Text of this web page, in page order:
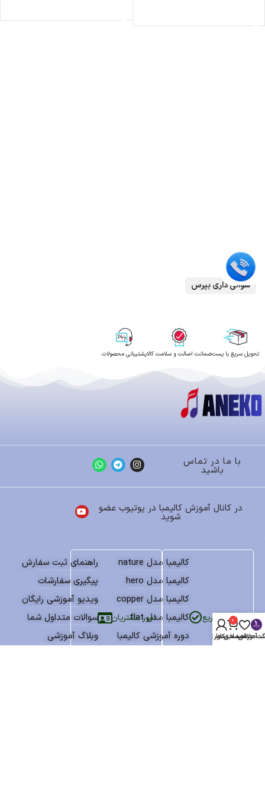
سوالی داری بپرس
تحویل سریع با پستضمانت اصالت و سلامت کالاپشتیبانی محصولات
با ما در تماس
باشید
در کانال آموزش کالیمبا در یوتیوب عضو
شوید
دسترسی سریع
کالیمبا مدل nature
کالیمبا مدل hero
کالیمبا مدل copper
کالیمبا مدل flat
دوره آموزشی کالیمبا
امور مشتریان
راهنمای ثبت سفارش
پیگیری سفارشات
ویدیو آموزشی رایگان
سوالات متداول شما
وبلاگ آموزشی
آموزشی
علاقه مندی ها
0
سبد خرید
حساب کاربری من